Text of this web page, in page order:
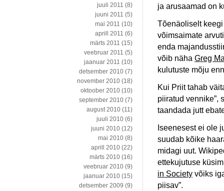
ja arusaamad on
Tõenäoliselt
võimsaimate
enda
võib näha Greg
kulutuste mõju
Kui Priit tahab
piiratud vennike”,
taandada jutt
Iseenesest ei ole
suudab kõike
midagi uut.
ettekujutuse
in Society võiks
piisav”.
juuli 2011 (8)
juuni 2011 (5)
mai 2011 (10)
aprill 2011 (6)
märts 2011 (15)
veebruar 2011 (5)
jaanuar 2011 (10)
detsember 2010 (7)
november 2010 (18)
oktoober 2010 (10)
september 2010 (7)
august 2010 (11)
juuli 2010 (6)
juuni 2010 (12)
mai 2010 (8)
aprill 2010 (22)
märts 2010 (16)
veebruar 2010 (9)
jaanuar 2010 (15)
detsember 2009 (9)